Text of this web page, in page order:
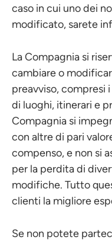
caso in cui uno dei
modificato, sarete
La Compagnia si
cambiare o
preavviso, compresi
di luoghi, itinerari e
Compagnia si
con altre di pari
compenso, e non si
per la perdita di
modifiche. Tutto
clienti la migliore
Se non potete